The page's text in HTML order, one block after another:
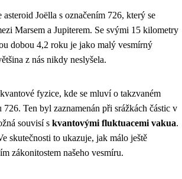
asteroid Joëlla s označením 726, který se
Marsem a Jupiterem. Se svými 15 kilometry
dobou 4,2 roku je jako malý vesmírný
z nás nikdy neslyšela.
fyzice, kde se mluví o takzvaném
Ten byl zaznamenán při srážkách částic v
souvisí s kvantovými fluktuacemi vakua.
skutečnosti to ukazuje, jak málo ještě
zákonitostem našeho vesmíru.